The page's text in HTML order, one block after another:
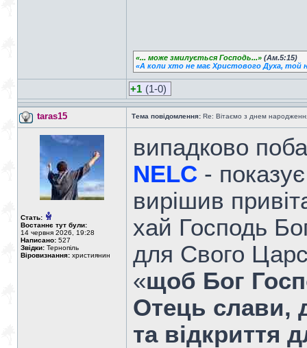
«... може змилується Господь...» (Ам.5:15)
«А коли хто не має Христового Духа, той
+1 (1-0)
taras15 Тема повідомлення: Re: Вітаємо з днем
Стать:
Востаннє тут були:
14 червня 2026, 19:28
Написано: 527
Звідки: Тернопіль
Віровизнання: християнин
випадково
NELC -
вирішив
хай Господь
для Свого
«щоб Бог
Отець слави,
та відкриття